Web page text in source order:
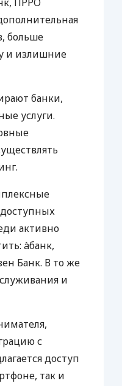
больше
и излишние
банки,
услуги.
активно
àбанк,
Банк. В то же
и
с
доступ
так и